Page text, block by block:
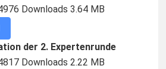
Downloads 3.64 MB
der 2. Expertenrunde
Downloads 2.22 MB